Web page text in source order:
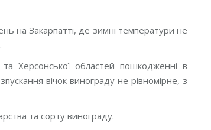
на Закарпатті, де зимні температури не
Херсонської областей пошкодженні в
вічок винограду не рівномірне, з
та сорту винограду.